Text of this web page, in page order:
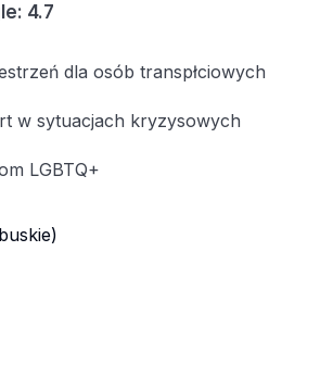
4.7
dla osób transpłciowych
w sytuacjach kryzysowych
LGBTQ+